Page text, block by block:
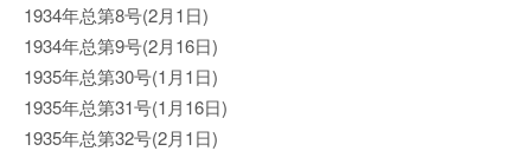
1934年总第8号(2月1日)
1934年总第9号(2月16日)
1935年总第30号(1月1日)
1935年总第31号(1月16日)
1935年总第32号(2月1日)